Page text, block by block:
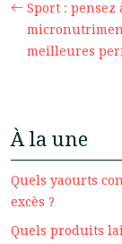
Sport : pensez
meilleures
À la une
Quels yaourts
excès ?
Quels produits